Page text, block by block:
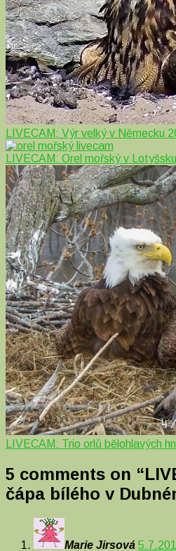
LIVECAM: Výr velký v Německu
LIVECAM: Orel mořský v
LIVECAM: Trio orlů bělohlavých
5 comments on “
čápa bílého v
Marie Jirsová